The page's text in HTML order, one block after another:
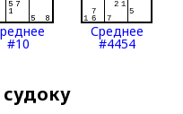
#10
Среднее
#4454